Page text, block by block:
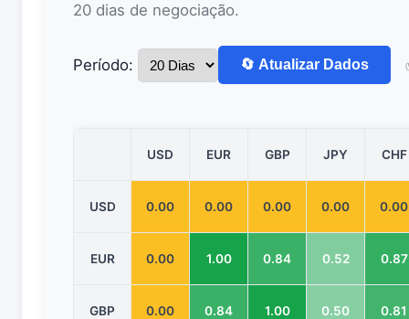
20 dias de negociação.
Período: 🔄 Atualizar Dados
USD EUR GBP JPY CHF
USD 0.00 0.00 0.00 0.00 0.00
EUR 0.00 1.00 0.84 0.52 0.87
GBP 0.00 0.84 1.00 0.50 0.81